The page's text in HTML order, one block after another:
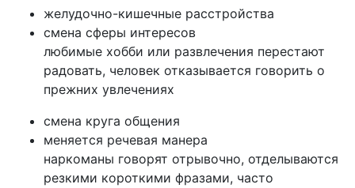
желудочно-кишечные расстройства
смена сферы интересов
любимые хобби или развлечения перестают
радовать, человек отказывается говорить о
прежних увлечениях
смена круга общения
меняется речевая манера
наркоманы говорят отрывочно, отделываются
резкими короткими фразами, часто